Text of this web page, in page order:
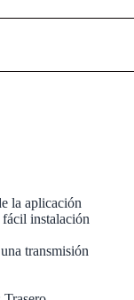
la aplicación
instalación
transmisión